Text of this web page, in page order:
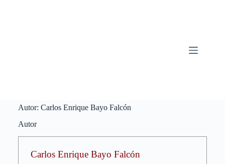
Autor: Carlos Enrique Bayo Falcón
Autor
Carlos Enrique Bayo Falcón